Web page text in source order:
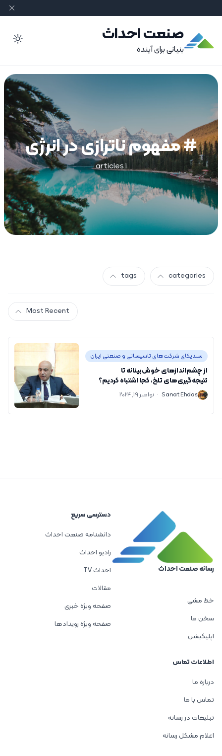
صنعت احداث
بنیانی برای آینده
# مفهوم ناترازی در انرژی
1 articles
categories
tags
Most Recent
سندیکای شرکت‌های تاسیساتی و صنعتی ایران
از چشم‌اندازهای خوش‌بینانه تا
نتیجه‌گیری‌های تلخ، کجا اشتباه کردیم؟
S
Sanat Ehdas
· نوامبر 19, 2024
رسانه صنعت احداث
خط مشی
سخن ما
اپلیکیشن
دسترسی سریع
دانشنامه صنعت احداث
رادیو احداث
احداث TV
مقالات
صفحه ویژه خبری
صفحه ویژه رویدادها
اطلاعات تماس
درباره ما
تماس با ما
تبلیغات در رسانه
اعلام مشکل رسانه